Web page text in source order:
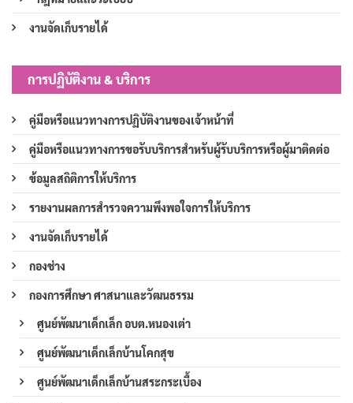
งานจัดเก็บรายได้
การปฏิบัติงาน & บริการ
คู่มือหรือแนวทางการปฏิบัติงานของเจ้าหน้าที่
คู่มือหรือแนวทางการขอรับบริการสำหรับผู้รับบริการหรือผู้มาติดต่อ
ข้อมูลสถิติการให้บริการ
รายงานผลการสำรวจความพึงพอใจการให้บริการ
งานจัดเก็บรายได้
กองช่าง
กองการศึกษา ศาสนาและวัฒนธรรม
ศูนย์พัฒนาเด็กเล็ก อบต.หนองเต่า
ศูนย์พัฒนาเด็กเล็กบ้านโคกสุข
ศูนย์พัฒนาเด็กเล็กบ้านสระกระเบื้อง